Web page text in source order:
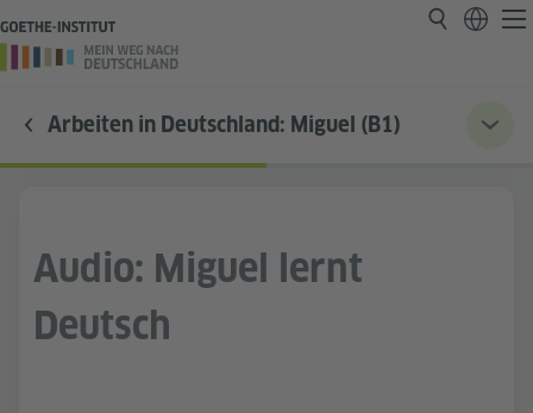
Arbeiten in Deutschland: Miguel (B1)
Audio: Miguel lernt
Deutsch